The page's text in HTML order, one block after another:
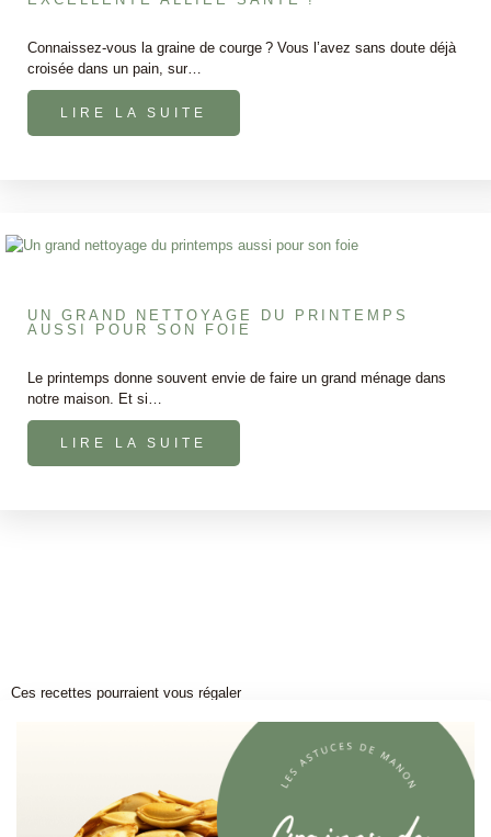
Connaissez-vous la graine de courge ? Vous l’avez sans doute déjà
croisée dans un pain, sur…
LIRE LA SUITE
UN GRAND NETTOYAGE DU PRINTEMPS
AUSSI POUR SON FOIE
Le printemps donne souvent envie de faire un grand ménage dans
notre maison. Et si…
LIRE LA SUITE
Ces recettes pourraient vous régaler